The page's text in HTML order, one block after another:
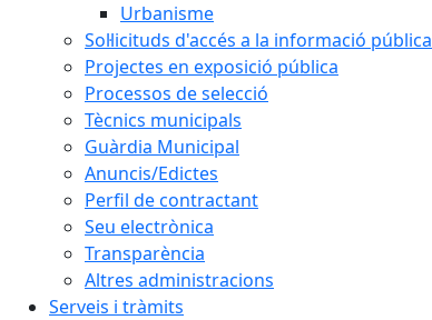
Urbanisme
Sol·licituds d'accés a la informació pública
Projectes en exposició pública
Processos de selecció
Tècnics municipals
Guàrdia Municipal
Anuncis/Edictes
Perfil de contractant
Seu electrònica
Transparència
Altres administracions
Serveis i tràmits